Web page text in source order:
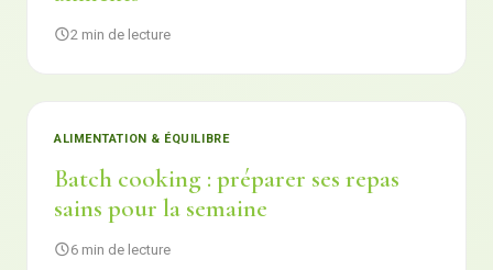
2 min de lecture
ALIMENTATION & ÉQUILIBRE
Batch cooking : préparer ses repas
sains pour la semaine
6 min de lecture